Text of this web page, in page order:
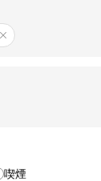
喫煙